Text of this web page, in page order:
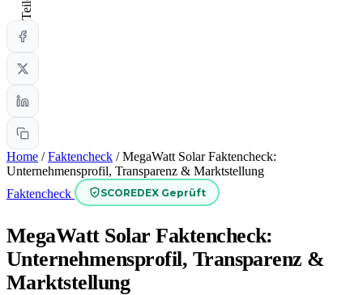
Home / Faktencheck / MegaWatt Solar Faktencheck:
Unternehmensprofil, Transparenz & Marktstellung
Faktencheck
SCOREDEX Geprüft
MegaWatt Solar Faktencheck:
Unternehmensprofil, Transparenz &
Marktstellung